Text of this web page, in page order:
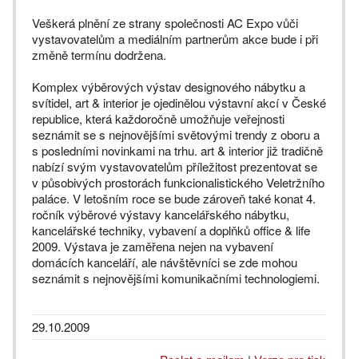
Veškerá plnění ze strany společnosti AC Expo vůči
vystavovatelům a mediálním partnerům akce bude i při
změně termínu dodržena.
Komplex výběrových výstav designového nábytku a
svítidel, art & interior je ojedinělou výstavní akcí v České
republice, která každoročně umožňuje veřejnosti
seznámit se s nejnovějšími světovými trendy z oboru a
s posledními novinkami na trhu. art & interior již tradičně
nabízí svým vystavovatelům příležitost prezentovat se
v působivých prostorách funkcionalistického Veletržního
paláce. V letošním roce se bude zároveň také konat 4.
ročník výběrové výstavy kancelářského nábytku,
kancelářské techniky, vybavení a doplňků office & life
2009. Výstava je zaměřena nejen na vybavení
domácích kanceláří, ale návštěvníci se zde mohou
seznámit s nejnovějšími komunikačními technologiemi.
29.10.2009